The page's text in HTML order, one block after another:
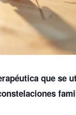
que se